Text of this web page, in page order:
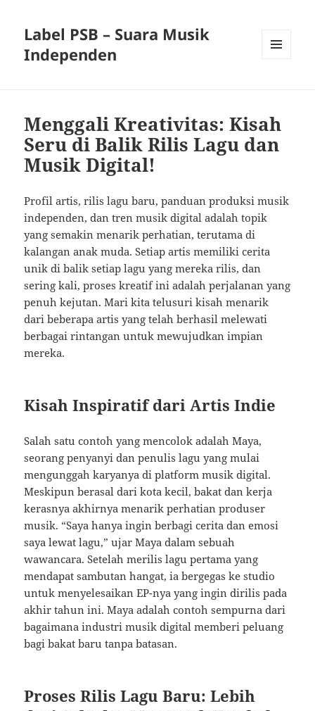
Label PSB – Suara Musik
Independen
Menggali Kreativitas: Kisah
Seru di Balik Rilis Lagu dan
Musik Digital!
Profil artis, rilis lagu baru, panduan produksi musik
independen, dan tren musik digital adalah topik
yang semakin menarik perhatian, terutama di
kalangan anak muda. Setiap artis memiliki cerita
unik di balik setiap lagu yang mereka rilis, dan
sering kali, proses kreatif ini adalah perjalanan yang
penuh kejutan. Mari kita telusuri kisah menarik
dari beberapa artis yang telah berhasil melewati
berbagai rintangan untuk mewujudkan impian
mereka.
Kisah Inspiratif dari Artis Indie
Salah satu contoh yang mencolok adalah Maya,
seorang penyanyi dan penulis lagu yang mulai
mengunggah karyanya di platform musik digital.
Meskipun berasal dari kota kecil, bakat dan kerja
kerasnya akhirnya menarik perhatian produser
musik. “Saya hanya ingin berbagi cerita dan emosi
saya lewat lagu,” ujar Maya dalam sebuah
wawancara. Setelah merilis lagu pertama yang
mendapat sambutan hangat, ia bergegas ke studio
untuk menyelesaikan EP-nya yang ingin dirilis pada
akhir tahun ini. Maya adalah contoh sempurna dari
bagaimana industri musik digital memberi peluang
bagi bakat baru tanpa batasan.
Proses Rilis Lagu Baru: Lebih